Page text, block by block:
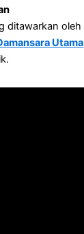
ditawarkan oleh
Utama